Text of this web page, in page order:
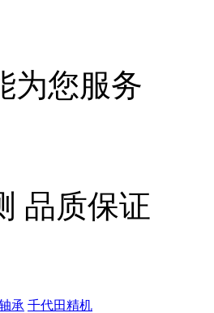
为您服务
品质保证
承 千代田精机